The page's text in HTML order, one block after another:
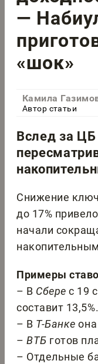
—
«шок»
Камила
Автор статьи
Вслед за ЦБ
Снижение
до 17%
начали
Примеры
– В Сбере с 19
составит 13,5%.
– В Т-Банке
–ВТБ готов
– Отдельные